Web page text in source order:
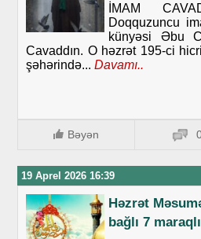
İMAM
Doqquzuncu
künyəsi Əbu
Cavaddın. O həzrət 195-ci
şəhərində... Davamı..
Bəyən
19 Aprel 2026 16:39
Həzrət
bağlı 7